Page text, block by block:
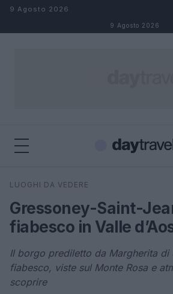
Salta al contenuto
9 Agosto 2026
9 Agosto 2026
Cerca
LUOGHI DA VEDERE
Gressoney-Saint-
fiabesco in Valle
Il borgo prediletto da Margherita di
fiabesco, viste sul Monte Rosa e
scoprire